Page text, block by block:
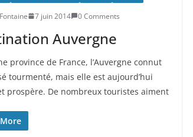
7 juin 2014 0 Comments
Auvergne
province de France, l’Auvergne connut
tourmenté, mais elle est aujourd’hui
prospère. De nombreux touristes aiment